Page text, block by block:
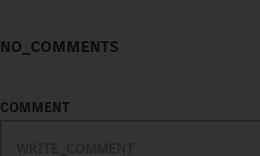
NO_COMMENTS
COMMENT